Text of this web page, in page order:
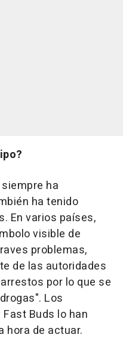
ha
ha tenido
En varios países,
visible de
problemas,
de las autoridades
por lo que se
Los
Buds lo han
hora de actuar.